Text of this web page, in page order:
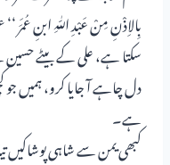
بِالاِذْنِ مِنْ عَبْدِ اللّٰہِ ابنِ عُمَرَ
سکتا ہے، علی کے بیٹے حسین
دل چاہے آ جایا کرو، ہمیں
ہے۔
کبھی یمن سے شاہی پوشاکیں